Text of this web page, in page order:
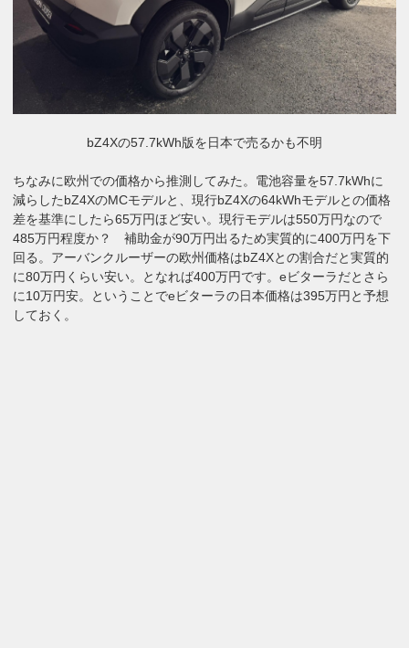
bZ4Xの57.7kWh版を日本で売るかも不明
ちなみに欧州での価格から推測してみた。電池容量を57.7kWhに
減らしたbZ4XのMCモデルと、現行bZ4Xの64kWhモデルとの価格
差を基準にしたら65万円ほど安い。現行モデルは550万円なので
485万円程度か？ 補助金が90万円出るため実質的に400万円を下
回る。アーバンクルーザーの欧州価格はbZ4Xとの割合だと実質的
に80万円くらい安い。となれば400万円です。eビターラだとさら
に10万円安。ということでeビターラの日本価格は395万円と予想
しておく。